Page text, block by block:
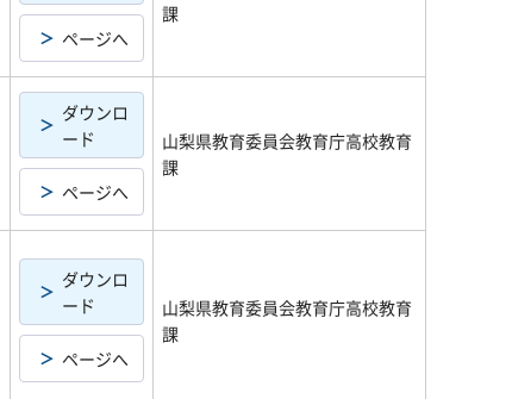
ページへ
課
ダウンロ
ード
ページへ
山梨県教育委員会教育庁高校教育
課
ダウンロ
ード
ページへ
山梨県教育委員会教育庁高校教育
課